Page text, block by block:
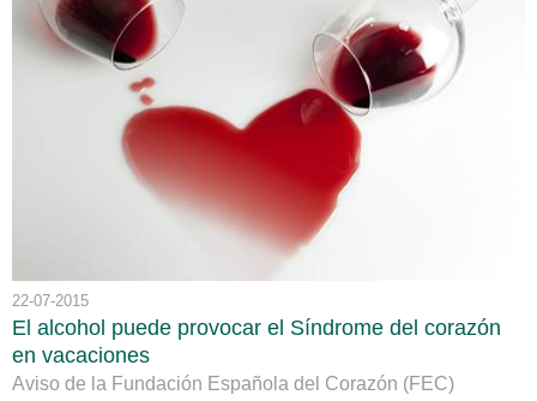
22-07-2015
El alcohol puede provocar el Síndrome del corazón
en vacaciones
Aviso de la Fundación Española del Corazón (FEC)